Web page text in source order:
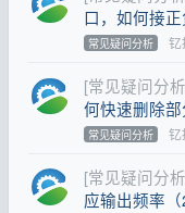
口，如何接
常见疑问分析 钇
[常见疑问分
何快速删除
常见疑问分析 钇
[常见疑问分
应输出频率（